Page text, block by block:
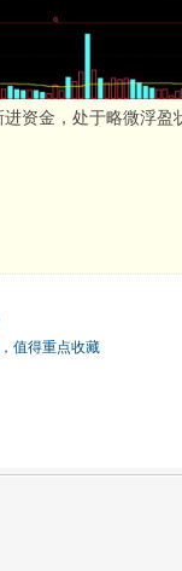
资金，处于略微浮盈
值得重点收藏